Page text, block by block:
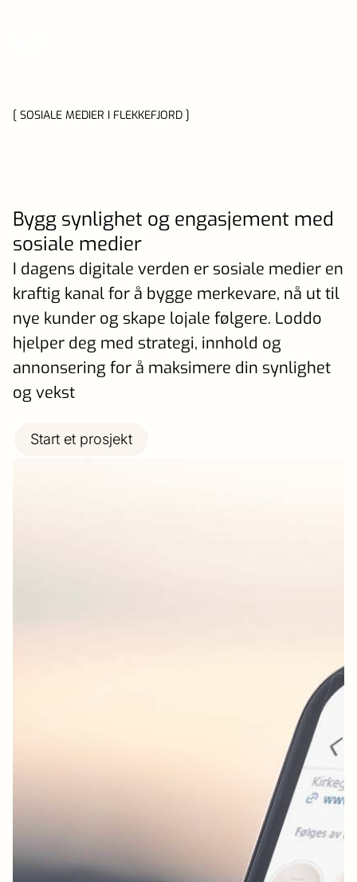
[ SOSIALE MEDIER I FLEKKEFJORD ]
Bygg synlighet og engasjement med
sosiale medier
I dagens digitale verden er sosiale medier en
kraftig kanal for å bygge merkevare, nå ut til
nye kunder og skape lojale følgere. Loddo
hjelper deg med strategi, innhold og
annonsering for å maksimere din synlighet
og vekst
Start et prosjekt